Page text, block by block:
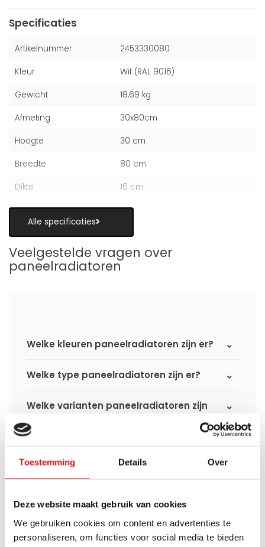
Toestemming Details Over
Deze website maakt gebruik van cookies
We gebruiken cookies om content en advertenties te
personaliseren, om functies voor social media te bieden
Specificaties
Artikelnummer 2453330080
Kleur Wit (RAL 9016)
Gewicht 18,69 kg
Afmeting 30x80cm
Hoogte 30 cm
Breedte 80 cm
Dikte 16 cm
Alle specificaties
Veelgestelde vragen over
paneelradiatoren
Welke kleuren paneelradiatoren zijn er?
Welke type paneelradiatoren zijn er?
Welke varianten paneelradiatoren zijn
Wat is het verschil tussen een
standaard paneelradiator en een
Wat is het verschil tussen een compact